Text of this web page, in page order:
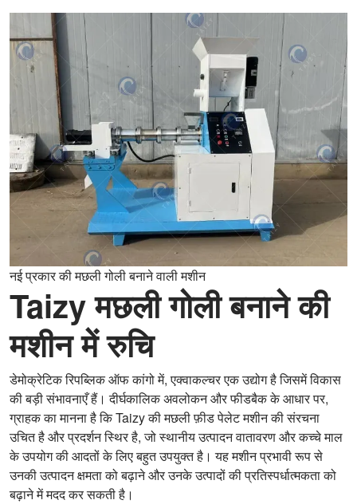
नई प्रकार की मछली गोली बनाने वाली मशीन
Taizy मछली गोली बनाने की
मशीन में रुचि
डेमोक्रेटिक रिपब्लिक ऑफ कांगो में, एक्वाकल्चर एक उद्योग है जिसमें विकास
की बड़ी संभावनाएँ हैं। दीर्घकालिक अवलोकन और फीडबैक के आधार पर,
ग्राहक का मानना है कि Taizy की मछली फ़ीड पेलेट मशीन की संरचना
उचित है और प्रदर्शन स्थिर है, जो स्थानीय उत्पादन वातावरण और कच्चे माल
के उपयोग की आदतों के लिए बहुत उपयुक्त है। यह मशीन प्रभावी रूप से
उनकी उत्पादन क्षमता को बढ़ाने और उनके उत्पादों की प्रतिस्पर्धात्मकता को
बढ़ाने में मदद कर सकती है।